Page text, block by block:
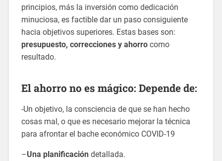
principios, más la inversión como dedicación
minuciosa, es factible dar un paso consiguiente
hacia objetivos superiores. Estas bases son:
presupuesto, correcciones y ahorrocomo
resultado.
El ahorro no es mágico: Depende de:
-Un objetivo, la consciencia de que se han hecho
cosas mal, o que es necesario mejorar la técnica
para afrontar el bache económico COVID-19
–Una planificacióndetallada.